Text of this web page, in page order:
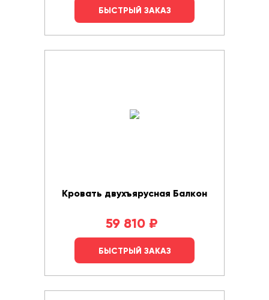
БЫСТРЫЙ ЗАКАЗ
Кровать двухъярусная Балкон
59 810 ₽
БЫСТРЫЙ ЗАКАЗ